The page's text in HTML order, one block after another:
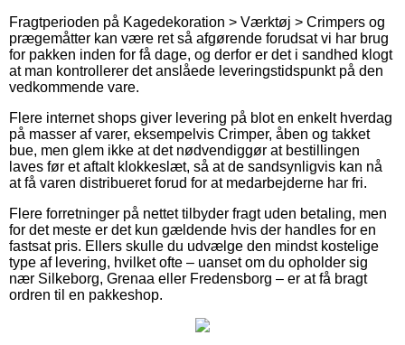
Fragtperioden på Kagedekoration > Værktøj > Crimpers og
prægemåtter kan være ret så afgørende forudsat vi har brug
for pakken inden for få dage, og derfor er det i sandhed klogt
at man kontrollerer det anslåede leveringstidspunkt på den
vedkommende vare.
Flere internet shops giver levering på blot en enkelt hverdag
på masser af varer, eksempelvis Crimper, åben og takket
bue, men glem ikke at det nødvendiggør at bestillingen
laves før et aftalt klokkeslæt, så at de sandsynligvis kan nå
at få varen distribueret forud for at medarbejderne har fri.
Flere forretninger på nettet tilbyder fragt uden betaling, men
for det meste er det kun gældende hvis der handles for en
fastsat pris. Ellers skulle du udvælge den mindst kostelige
type af levering, hvilket ofte – uanset om du opholder sig
nær Silkeborg, Grenaa eller Fredensborg – er at få bragt
ordren til en pakkeshop.